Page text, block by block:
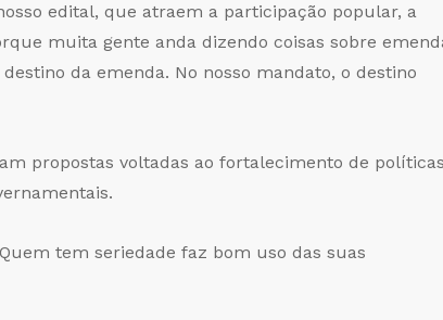
edital, que atraem a participação popular, a
muita gente anda dizendo coisas sobre
da emenda. No nosso mandato, o destino
propostas voltadas ao fortalecimento de políticas
tem seriedade faz bom uso das suas